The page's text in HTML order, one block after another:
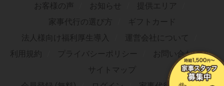
お客様の声
お知らせ
提供エリア
家事代行の選び方
ギフトカード
法人様向け福利厚生導入
運営会社について
利用規約
プライバシーポリシー
お問い合わせ
サイトマップ